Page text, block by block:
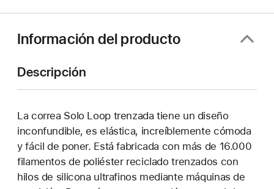
ventana
Información del producto
Descripción
La correa Solo Loop trenzada tiene un diseño
inconfundible, es elástica, increíblemente cómoda
y fácil de poner. Está fabricada con más de 16.000
filamentos de poliéster reciclado trenzados con
hilos de silicona ultrafinos mediante máquinas de